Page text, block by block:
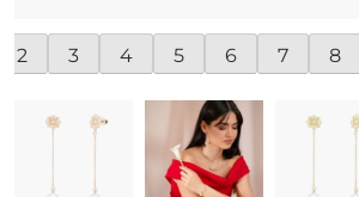
2 3 4 5 6 7 8